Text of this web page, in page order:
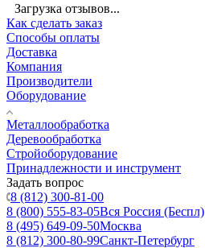
Загрузка отзывов...
Как сделать заказ
Способы оплаты
Доставка
Компания
Производители
Оборудование
Металлообработка
Деревообработка
Стройоборудование
Принадлежности и инструмент
Задать вопрос
8 (812) 300-81-00
8 (800) 555-83-05Вся Россия (Беспл)
8 (495) 649-09-50Москва
8 (812) 300-80-99Санкт-Петербург